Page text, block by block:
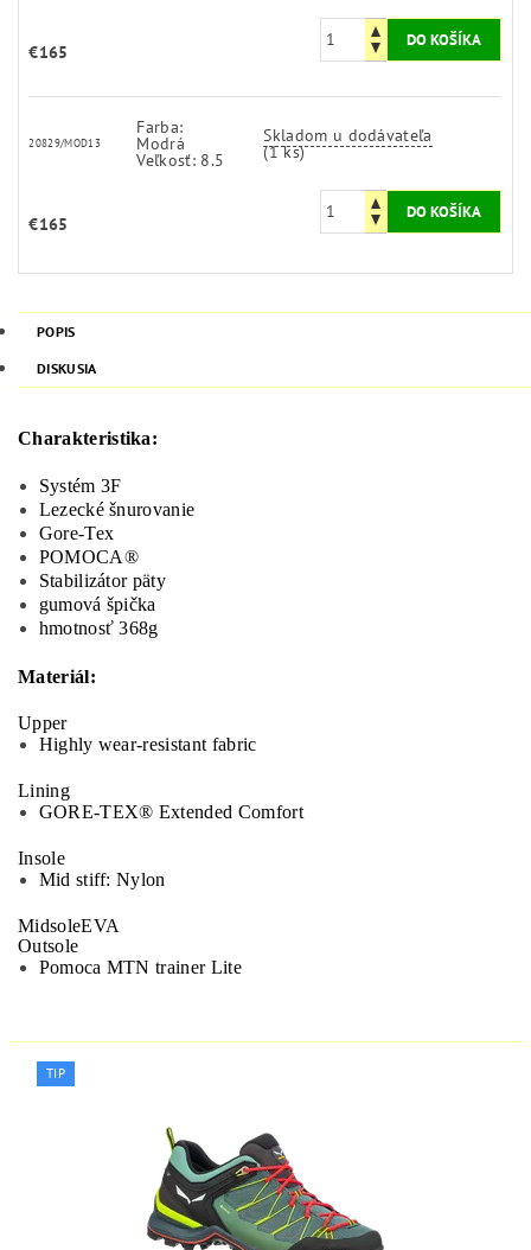
€165
20829/MOD13
Farba:
Modrá
Veľkosť: 8.5
Skladom u dodávateľa
(1 ks)
€165
POPIS
DISKUSIA
Charakteristika:
Systém 3F
Lezecké šnurovanie
Gore-Tex
POMOCA®
Stabilizátor päty
gumová špička
hmotnosť 368g
Materiál:
Upper
Highly wear-resistant fabric
Lining
GORE-TEX® Extended Comfort
Insole
Mid stiff: Nylon
MidsoleEVA
Outsole
Pomoca MTN trainer Lite
TIP